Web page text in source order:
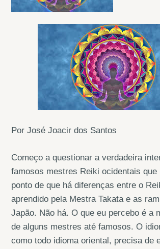
Por José Joacir dos Santos
Começo a questionar a verdadeira
famosos mestres Reiki ocidentais que
ponto de que há diferenças entre o
aprendido pela Mestra Takata e as
Japão. Não há. O que eu percebo é a
de alguns mestres até famosos. O
como todo idioma oriental, precisa de